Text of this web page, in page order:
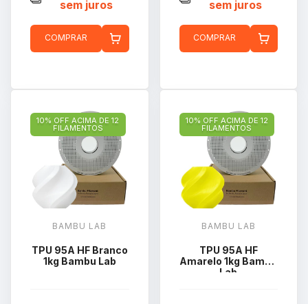
sem juros
COMPRAR
sem juros
COMPRAR
10% OFF ACIMA DE 12
FILAMENTOS
BAMBU LAB
TPU 95A HF Branco
1kg Bambu Lab
10% OFF ACIMA DE 12
FILAMENTOS
BAMBU LAB
TPU 95A HF
Amarelo 1kg Bambu
Lab